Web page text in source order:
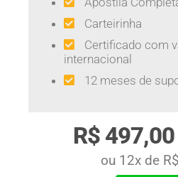
Carteirinha
Certificado com
internacional
12 meses de
R$
ou 12x de